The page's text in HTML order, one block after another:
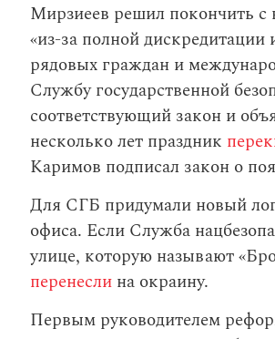
Мирзиеев решил покончить с
«из-за полной
рядовых граждан и
Службу государственной
соответствующий закон и
несколько лет праздник
Каримов подписал закон о
Для СГБ придумали новый
офиса. Если Служба
улице, которую называют
перенесли на окраину.
Первым руководителем